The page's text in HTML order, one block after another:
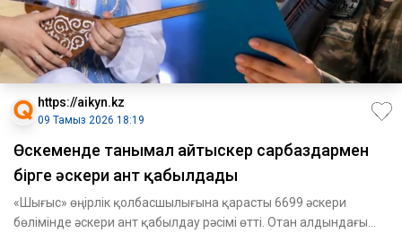
https://aikyn.kz
09 Тамыз 2026 18:19
Өскеменде танымал айтыскер сарбаздармен
бірге әскери ант қабылдады
«Шығыс» өңірлік қолбасшылығына қарасты 6699 әскери
бөлімінде әскери ант қабылдау рәсімі өтті. Отан алдындағы